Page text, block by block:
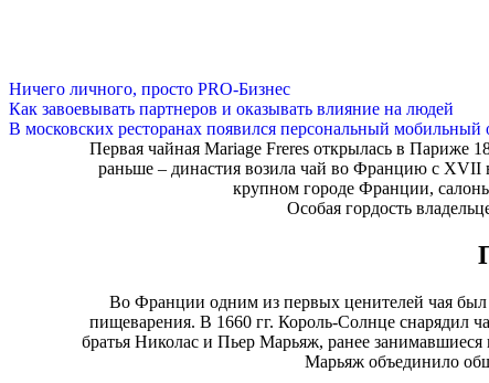
Ничего личного, просто PRO-Бизнес
Как завоевывать партнеров и оказывать влияние на людей
В московских ресторанах появился персональный мобильный
Первая чайная Mariage Freres открылась в Париже
раньше – династия возила чай во Францию с XVII
крупном городе Франции,
Особая гордость
Во Франции одним из первых ценителей чая
пищеварения. В 1660 гг. Король-Солнце снарядил
братья Николас и Пьер Марьяж, ранее
Марьяж объединило